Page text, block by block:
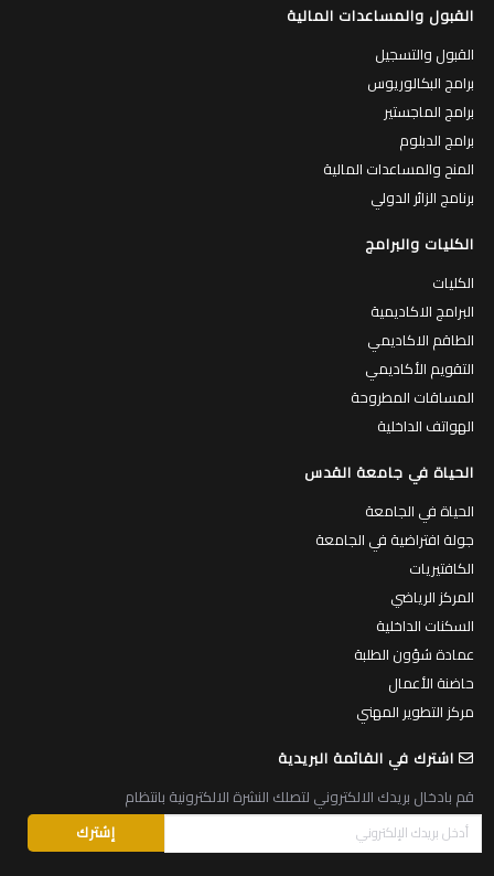
القبول والمساعدات المالية
القبول والتسجيل
برامج البكالوريوس
برامج الماجستير
برامج الدبلوم
المنح والمساعدات المالية
برنامج الزائر الدولي
الكليات والبرامج
الكليات
البرامج الاكاديمية
الطاقم الاكاديمي
التقويم الأكاديمي
المساقات المطروحة
الهواتف الداخلية
الحياة في جامعة القدس
الحياة في الجامعة
جولة افتراضية في الجامعة
الكافتيريات
المركز الرياضي
السكنات الداخلية
عمادة شؤون الطلبة
حاضنة الأعمال
مركز التطوير المهني
اشترك في القائمة البريدية
قم بادخال بريدك الالكتروني لتصلك النشرة الالكترونية بانتظام